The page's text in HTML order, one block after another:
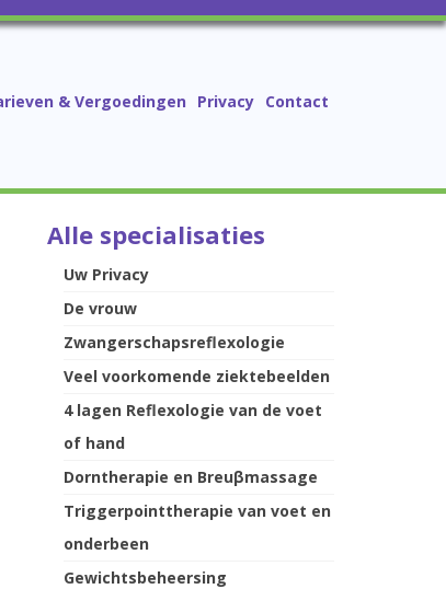
& Vergoedingen Privacy Contact
Alle specialisaties
Uw Privacy
De vrouw
Zwangerschapsreflexologie
Veel voorkomende ziektebeelden
4 lagen Reflexologie van de voet
of hand
Dorntherapie en Breuβmassage
Triggerpointtherapie van voet en
onderbeen
Gewichtsbeheersing